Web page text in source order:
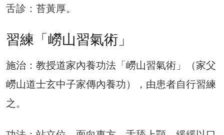
舌診：苔黃厚。
習練「嶗山習氣術」
施治：教授道家內養功法「嶗山習氣術」（家父
嶗山道士玄中子家傳內養功），由患者自行習練
之。